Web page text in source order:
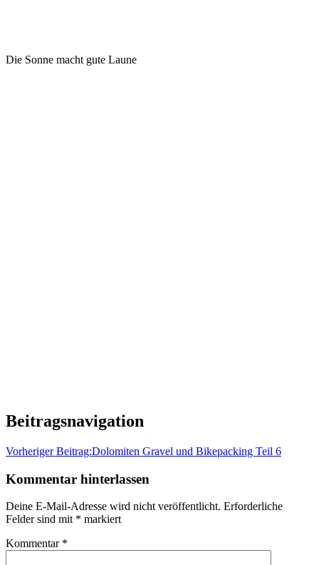
Die Sonne macht gute Laune
Beitragsnavigation
Vorheriger Beitrag:Dolomiten Gravel und Bikepacking Teil 6
Kommentar hinterlassen
Deine E-Mail-Adresse wird nicht veröffentlicht. Erforderliche
Felder sind mit * markiert
Kommentar *